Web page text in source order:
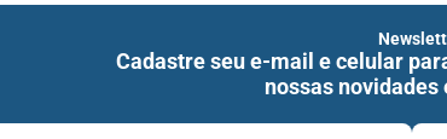
Cadastre seu e-mail e celular
nossas novidades